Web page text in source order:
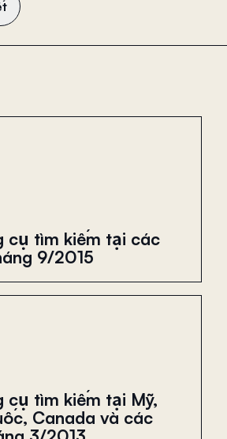
cụ tìm kiếm tại các
9/2015
cụ tìm kiếm tại Mỹ,
Canada và các